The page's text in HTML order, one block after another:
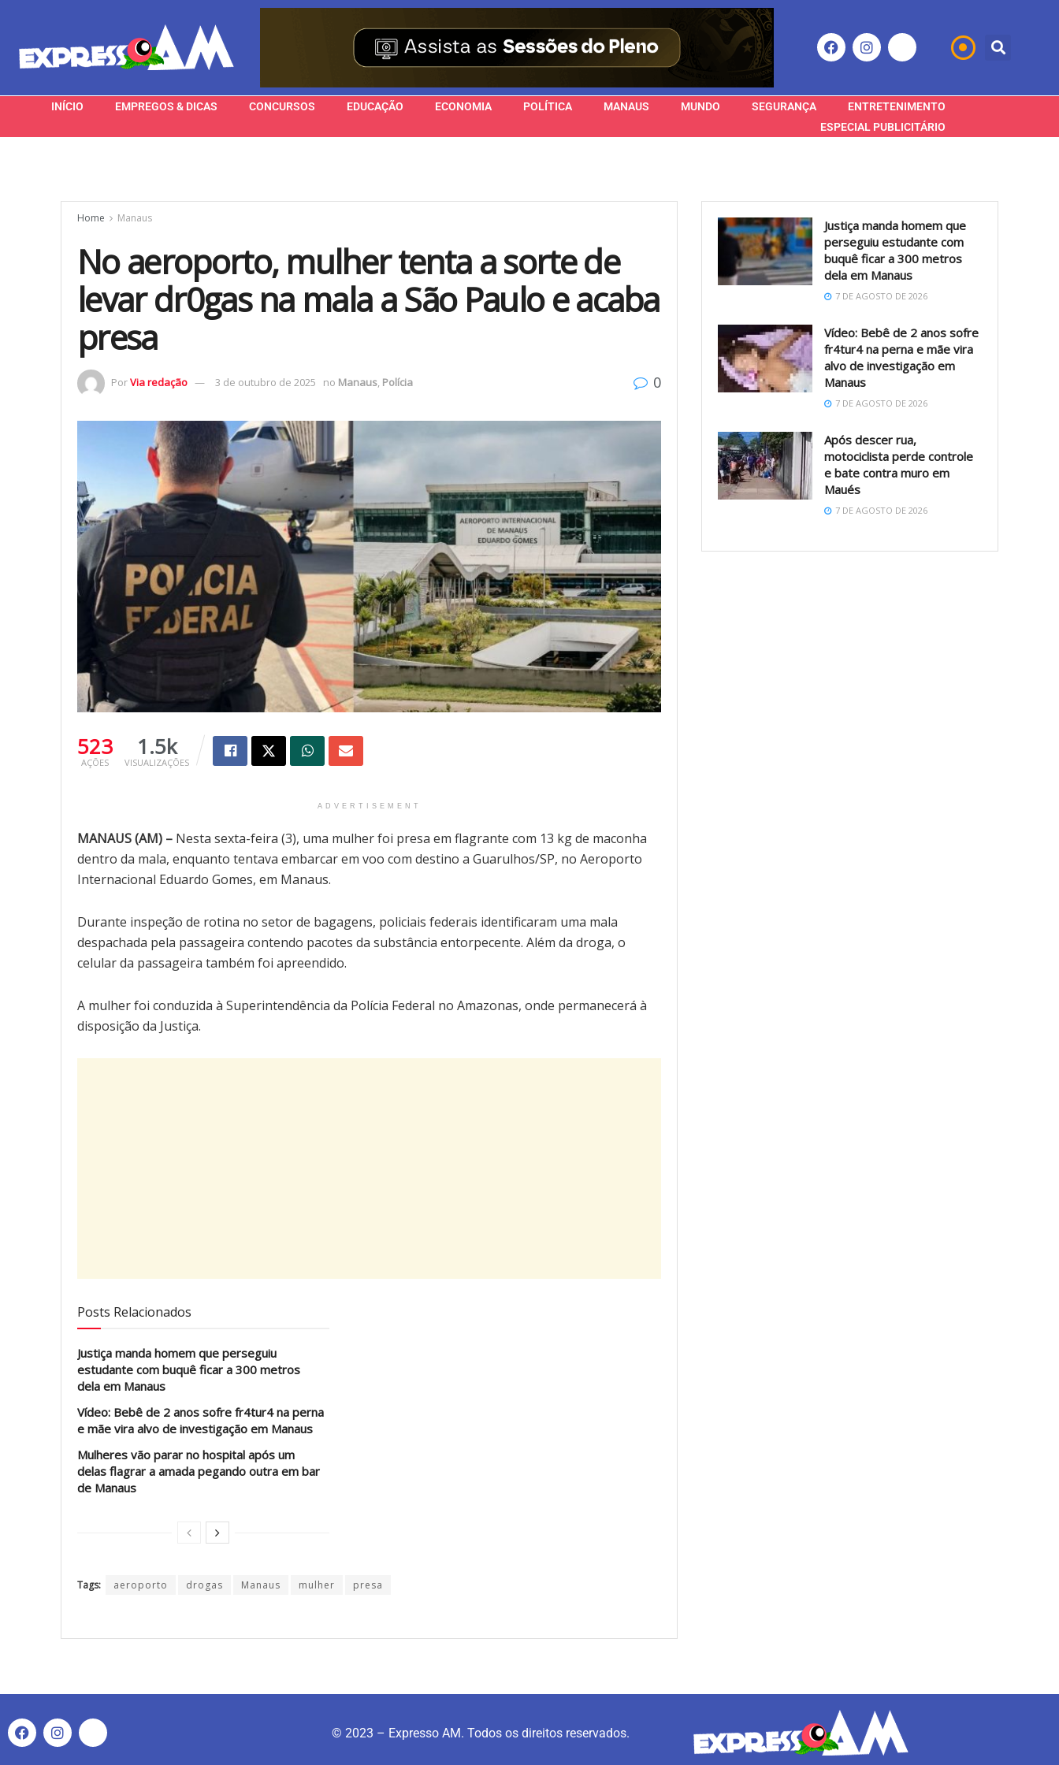
INÍCIO EMPREGOS & DICAS CONCURSOS EDUCAÇÃO ECONOMIA POLÍTICA MANAUS MUNDO SEGURANÇA
ENTRETENIMENTO
ESPECIAL PUBLICITÁRIO
Home Manaus
No aeroporto, mulher tenta a sorte de
levar dr0gas na mala a São Paulo e acaba
presa
PorVia redação 3 de outubro de 2025 no Manaus, Polícia 0
523
AÇÕES
1.5k
VISUALIZAÇÕES
ADVERTISEMENT
MANAUS (AM) – Nesta sexta-feira (3), uma mulher foi presa em flagrante com 13 kg de maconha
dentro da mala, enquanto tentava embarcar em voo com destino a Guarulhos/SP, no Aeroporto
Internacional Eduardo Gomes, em Manaus.
Durante inspeção de rotina no setor de bagagens, policiais federais identificaram uma mala
despachada pela passageira contendo pacotes da substância entorpecente. Além da droga, o
celular da passageira também foi apreendido.
A mulher foi conduzida à Superintendência da Polícia Federal no Amazonas, onde permanecerá à
disposição da Justiça.
Posts Relacionados
Justiça manda homem que perseguiu
estudante com buquê ficar a 300 metros
dela em Manaus
Vídeo: Bebê de 2 anos sofre fr4tur4 na perna
e mãe vira alvo de investigação em Manaus
Mulheres vão parar no hospital após um
delas flagrar a amada pegando outra em bar
de Manaus
Tags: aeroporto drogas Manaus mulher presa
Justiça manda homem que
perseguiu estudante com
buquê ficar a 300 metros
dela em Manaus
7 DE AGOSTO DE 2026
Vídeo: Bebê de 2 anos sofre
fr4tur4 na perna e mãe vira
alvo de investigação em
Manaus
7 DE AGOSTO DE 2026
Após descer rua,
motociclista perde controle
e bate contra muro em
Maués
7 DE AGOSTO DE 2026
© 2023 – Expresso AM. Todos os direitos reservados.